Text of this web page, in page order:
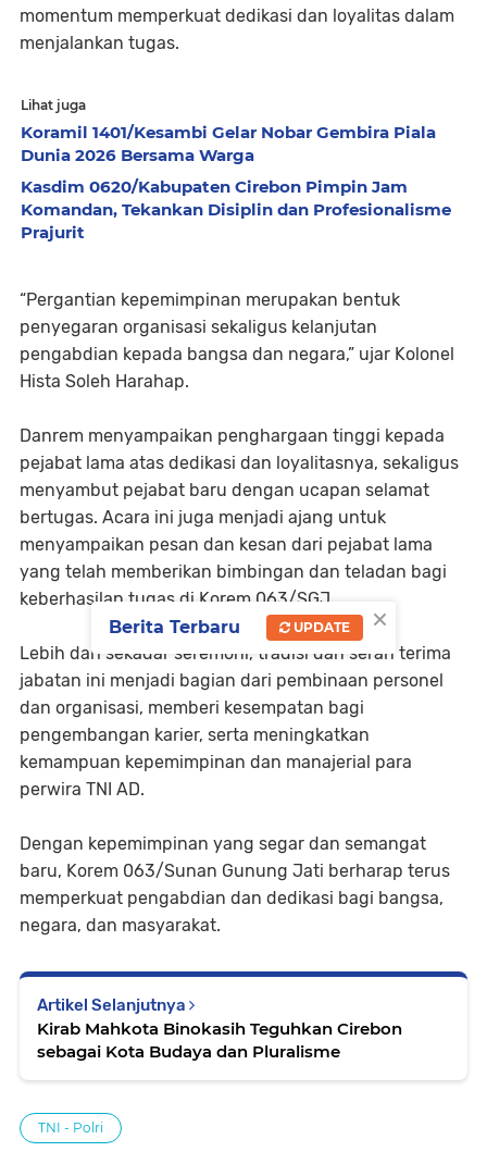
momentum memperkuat dedikasi dan loyalitas dalam
menjalankan tugas.
Lihat juga
Koramil 1401/Kesambi Gelar Nobar Gembira Piala
Dunia 2026 Bersama Warga
Kasdim 0620/Kabupaten Cirebon Pimpin Jam
Komandan, Tekankan Disiplin dan Profesionalisme
Prajurit
“Pergantian kepemimpinan merupakan bentuk
penyegaran organisasi sekaligus kelanjutan
pengabdian kepada bangsa dan negara,” ujar Kolonel
Hista Soleh Harahap.
Danrem menyampaikan penghargaan tinggi kepada
pejabat lama atas dedikasi dan loyalitasnya, sekaligus
menyambut pejabat baru dengan ucapan selamat
bertugas. Acara ini juga menjadi ajang untuk
menyampaikan pesan dan kesan dari pejabat lama
yang telah memberikan bimbingan dan teladan bagi
keberhasilan tugas di Korem 063/SGJ.
Lebih dari sekadar seremoni, tradisi dan serah terima
jabatan ini menjadi bagian dari pembinaan personel
dan organisasi, memberi kesempatan bagi
pengembangan karier, serta meningkatkan
kemampuan kepemimpinan dan manajerial para
perwira TNI AD.
Dengan kepemimpinan yang segar dan semangat
baru, Korem 063/Sunan Gunung Jati berharap terus
memperkuat pengabdian dan dedikasi bagi bangsa,
negara, dan masyarakat.
Artikel Selanjutnya
Kirab Mahkota Binokasih Teguhkan Cirebon
sebagai Kota Budaya dan Pluralisme
TNI - Polri
×
Berita Terbaru UPDATE